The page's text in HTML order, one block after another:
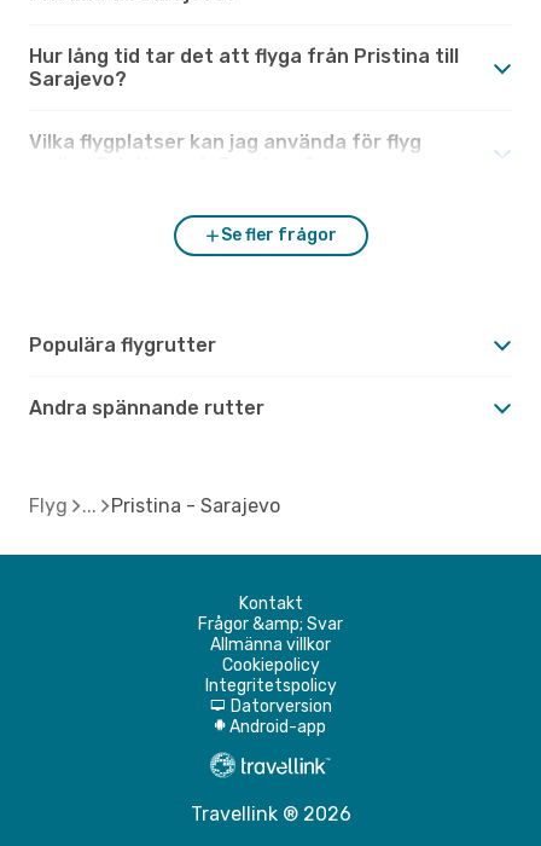
Hur lång tid tar det att flyga från Pristina till
Sarajevo?
Vilka flygplatser kan jag använda för flyg
Se fler frågor
Populära flygrutter
Andra spännande rutter
Flyg Pristina - Sarajevo
Kontakt
Frågor &amp; Svar
Allmänna villkor
Cookiepolicy
Integritetspolicy
d Datorversion
A Android-app
Travellink ® 2026